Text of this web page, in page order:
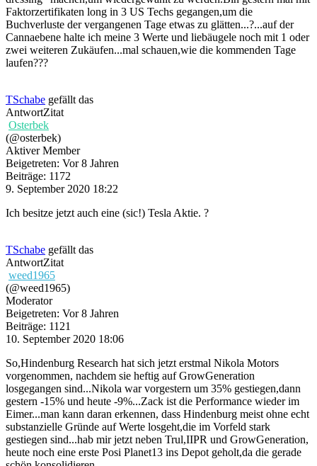
Faktorzertifikaten long in 3 US Techs gegangen,um die
Buchverluste der vergangenen Tage etwas zu glätten...?...auf der
Cannaebene halte ich meine 3 Werte und liebäugele noch mit 1 oder
zwei weiteren Zukäufen...mal schauen,wie die kommenden Tage
laufen???
TSchabe gefällt das
AntwortZitat
Osterbek
(@osterbek)
Aktiver Member
Beigetreten: Vor 8 Jahren
Beiträge: 1172
9. September 2020 18:22
Ich besitze jetzt auch eine (sic!) Tesla Aktie. ?
TSchabe gefällt das
AntwortZitat
weed1965
(@weed1965)
Moderator
Beigetreten: Vor 8 Jahren
Beiträge: 1121
10. September 2020 18:06
So,Hindenburg Research hat sich jetzt erstmal Nikola Motors
vorgenommen, nachdem sie heftig auf GrowGeneration
losgegangen sind...Nikola war vorgestern um 35% gestiegen,dann
gestern -15% und heute -9%...Zack ist die Performance wieder im
Eimer...man kann daran erkennen, dass Hindenburg meist ohne echt
substanzielle Gründe auf Werte losgeht,die im Vorfeld stark
gestiegen sind...hab mir jetzt neben Trul,IIPR und GrowGeneration,
heute noch eine erste Posi Planet13 ins Depot geholt,da die gerade